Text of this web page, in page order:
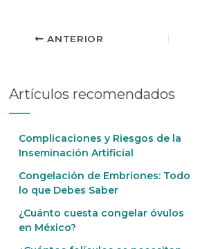
ANTERIOR
Artículos recomendados
Complicaciones y Riesgos de la
Inseminación Artificial
Congelación de Embriones: Todo
lo que Debes Saber
¿Cuánto cuesta congelar óvulos
en México?